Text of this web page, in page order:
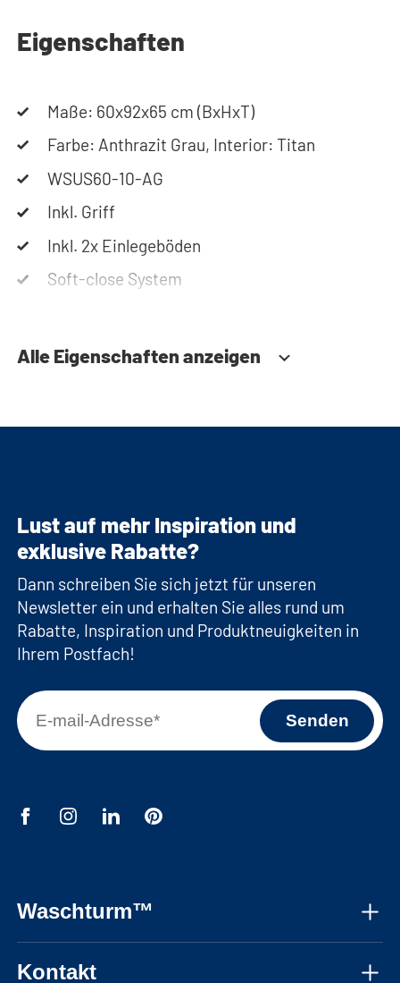
angeschlagen werden kann. Benötigen Sie Hilfe?
Hier finden Sie die Montageanleitung. Benötigen
Sie unseren Konfigurator, um Ihren
Waschmaschinenschrank zusammenzustellen.
Sie können uns auch jederzeit telefonisch oder
Eigenschaften
Maße: 60x92x65 cm (BxHxT)
Farbe: Anthrazit Grau, Interior: Titan
WSUS60-10-AG
Inkl. Griff
Inkl. 2x Einlegeböden
Soft-close System
Alle Eigenschaften anzeigen
Waschturm™
Kontakt
Lust auf mehr Inspiration und
exklusive Rabatte?
Dann schreiben Sie sich jetzt für unseren
Newsletter ein und erhalten Sie alles rund um
Rabatte, Inspiration und Produktneuigkeiten in
Ihrem Postfach!